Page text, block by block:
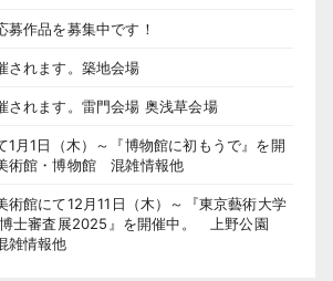
募作品を募集中です！
されます。築地会場
されます。雷門会場 奥浅草会場
1月1日（木）～『博物館に初もうで』を開
館・博物館 混雑情報他
術館にて12月11日（木）～『東京藝術大学
士審査展2025』を開催中。 上野公園
雑情報他